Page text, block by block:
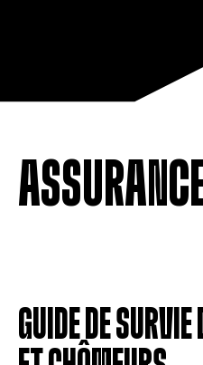
GUIDE DE